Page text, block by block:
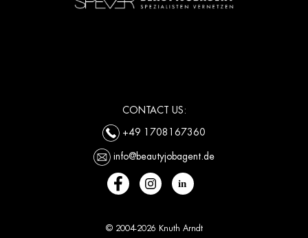
CONTACT US:
+49 1708167360
info@beautyjobagent.de
© 2004-2026 Knuth Arndt